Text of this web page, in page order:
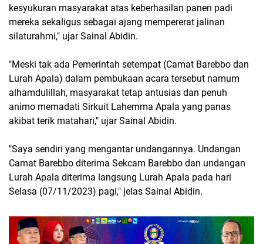
kesyukuran masyarakat atas keberhasilan panen padi
mereka sekaligus sebagai ajang mempererat jalinan
silaturahmi," ujar Sainal Abidin.
"Meski tak ada Pemerintah setempat (Camat Barebbo dan
Lurah Apala) dalam pembukaan acara tersebut namum
alhamdulillah, masyarakat tetap antusias dan penuh
animo memadati Sirkuit Lahemma Apala yang panas
akibat terik matahari," ujar Sainal Abidin.
"Saya sendiri yang mengantar undangannya. Undangan
Camat Barebbo diterima Sekcam Barebbo dan undangan
Lurah Apala diterima langsung Lurah Apala pada hari
Selasa (07/11/2023) pagi," jelas Sainal Abidin.